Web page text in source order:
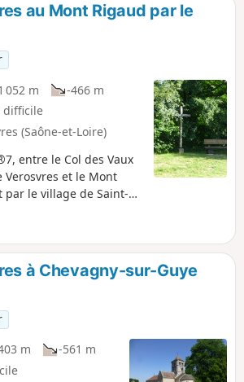
au Mont Rigaud par le
052 m
-466 m
difficile
(Saône-et-Loire)
entre le Col des Vaux
et le Mont
par le village de Saint-
en forêt, et de beaux
est, quelquefois,
de la carte IGN, mais
un GPS.
à Chevagny-sur-Guye
m
-561 m